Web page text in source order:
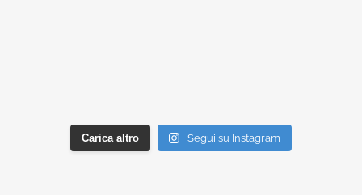
Carica altro Segui su Instagram